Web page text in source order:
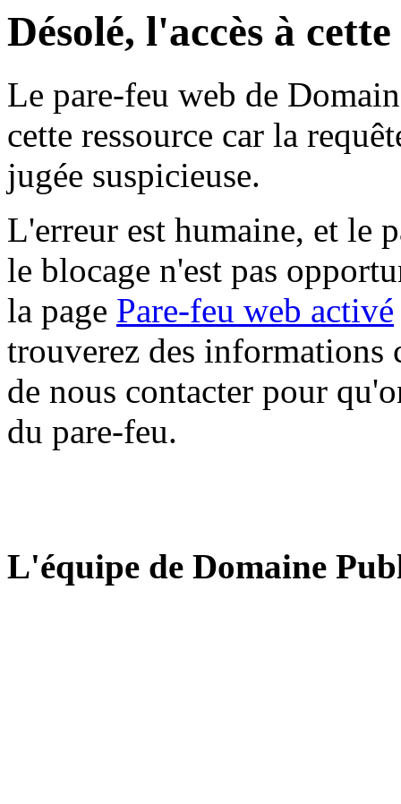
Désolé, l'accès à
Le pare-feu web de
cette ressource car la
jugée suspicieuse.
L'erreur est humaine, et le
le blocage n'est pas
la page Pare-feu web activé
trouverez des informations
de nous contacter pour
du pare-feu.
L'équipe de Domaine